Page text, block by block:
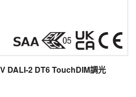
DALI-2 DT6 TouchDIM調光